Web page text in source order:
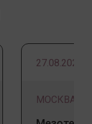
27.08.2026
МОСКВА